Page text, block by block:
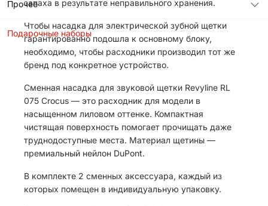
Прочее
Подарочные наборы
запаха в результате неправильного хранения.
Чтобы насадка для электрической зубной щетки
гарантированно подошла к основному блоку,
необходимо, чтобы расходники производил тот же
бренд под конкретное устройство.
Сменная насадка для звуковой щетки Revyline RL
075 Сrocus — это расходник для модели в
насыщенном лиловом оттенке. Компактная
чистящая поверхность помогает прочищать даже
труднодоступные места. Материал щетины —
премиальный нейлон DuPont.
В комплекте 2 сменных аксессуара, каждый из
которых помещен в индивидуальную упаковку.